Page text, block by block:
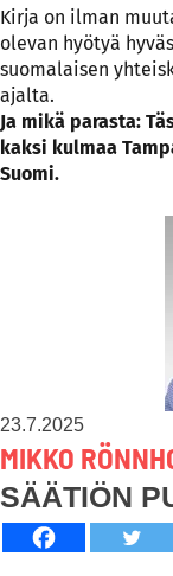
Kirja on ilman
olevan hyötyä
suomalaisen
ajalta.
Ja mikä parasta:
kaksi kulmaa
Suomi.
23.7.2025
MIKKO
SÄÄTIÖN